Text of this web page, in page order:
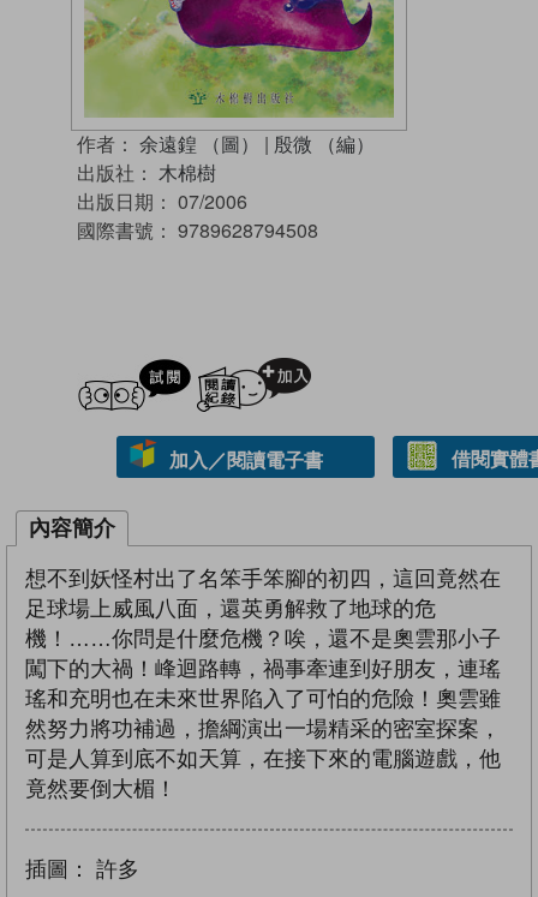
作者： 余遠鍠 （圖） | 殷微 （編）
出版社： 木棉樹
出版日期： 07/2006
國際書號： 9789628794508
試閲
加入／閱讀電子書 借閱實體
內容簡介
想不到妖怪村出了名笨手笨腳的初四，這回竟然在
足球場上威風八面，還英勇解救了地球的危
機！……你問是什麼危機？唉，還不是奧雲那小子
闖下的大禍！峰迴路轉，禍事牽連到好朋友，連瑤
瑤和充明也在未來世界陷入了可怕的危險！奧雲雖
然努力將功補過，擔綱演出一場精采的密室探案，
可是人算到底不如天算，在接下來的電腦遊戲，他
竟然要倒大楣！
插圖： 許多